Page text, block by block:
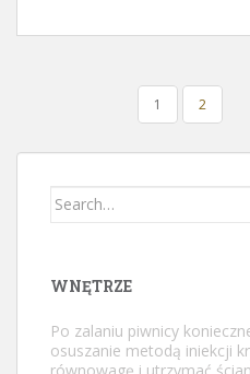
STRONICOWANIE
1 2
Search
WNĘTRZE
Po zalaniu piwnicy
osuszanie metodą iniekcji